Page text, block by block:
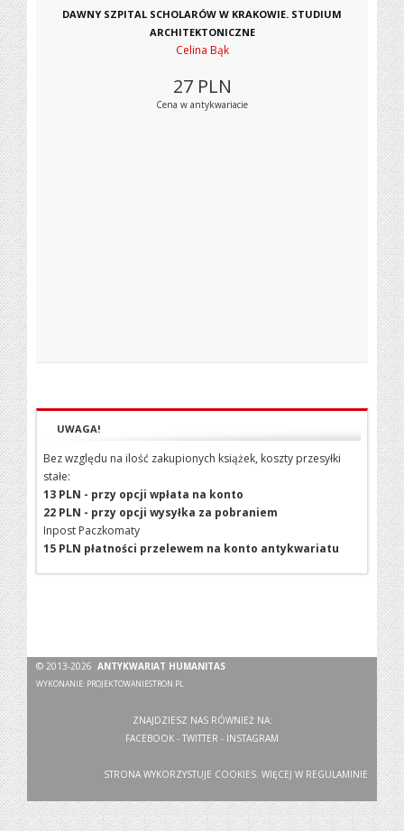
DAWNY SZPITAL SCHOLARÓW W KRAKOWIE. STUDIUM
ARCHITEKTONICZNE
Celina Bąk
27 PLN
Cena w antykwariacie
UWAGA!
Bez względu na ilość zakupionych książek, koszty przesyłki
stałe:
13 PLN - przy opcji wpłata na konto
22 PLN - przy opcji wysyłka za pobraniem
Inpost Paczkomaty
15 PLN płatności przelewem na konto antykwariatu
© 2013-2026ANTYKWARIAT HUMANITAS
WYKONANIE: PROJEKTOWANIESTRON.PL
ZNAJDZIESZ NAS RÓWNIEŻ NA:
FACEBOOK - TWITTER - INSTAGRAM
STRONA WYKORZYSTUJE COOKIES. WIĘCEJ W REGULAMINIE